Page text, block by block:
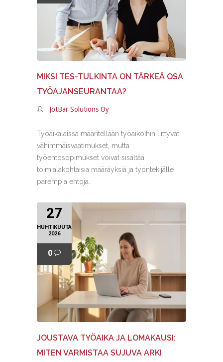
MIKSI TES-TULKINTA ON TÄRKEÄ OSA
TYÖAJANSEURANTAA?
JotBar Solutions Oy
Työaikalaissa määritellään työaikoihin liittyvät
vähimmäisvaatimukset, mutta
työehtosopimukset voivat sisältää
toimialakohtaisia määräyksiä ja työntekijälle
parempia ehtoja.
27
HUHTIKUUTA
2026
0
JOUSTAVA TYÖAIKA JA LOMAKAUSI:
MITEN VARMISTAA SUJUVA ARKI